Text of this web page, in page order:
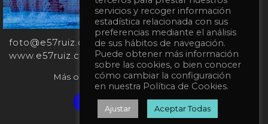
651
862
863
foto@e57ruiz.com
www.e57ruiz.com
Más obras en la galería virtual Singulart:
Verified artist on Singulart
servicios y recoger información
estadística relacionada con sus
preferencias mediante el análisis
de sus hábitos de navegación.
Puede obtener más información
sobre las cookies, o bien conocer
cómo cambiar la configuración
en nuestra Política de Cookies.
Ajustar Aceptar Todas